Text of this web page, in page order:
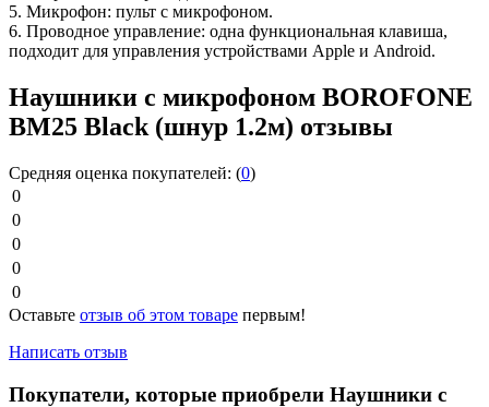
5. Микрофон: пульт с микрофоном.
6. Проводное управление: одна функциональная клавиша,
подходит для управления устройствами Apple и Android.
Наушники с микрофоном BOROFONE
BM25 Black (шнур 1.2м) отзывы
Средняя оценка покупателей: (0)
0
0
0
0
0
Оставьте отзыв об этом товаре первым!
Написать отзыв
Покупатели, которые приобрели Наушники с